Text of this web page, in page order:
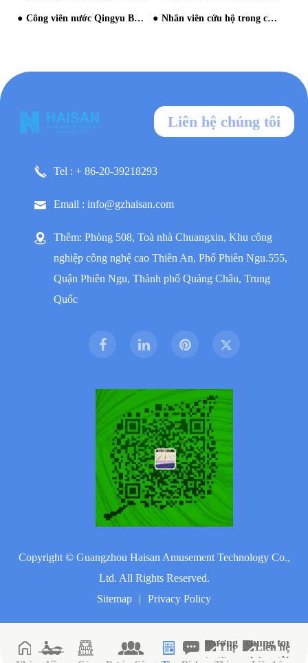
Công viên nước Qingyu Bay được chào đón với một dự án giải trí mới trong Ngày Quốc gia Nhân viên cứu hộ trong công viên nước
Liên hệ chúng tôi
Tel : + 86-20-39218293
Email : info@gzhaisan.com
Thêm: Phòng 508, Toà nhà Chuangxin, Khu công
nghiệp công nghệ cao Thiên An, Phố Phiên Ngu.555,
Quận Phiên Ngu, Thành phố Quảng Châu, Trung
Quốc
Copyright © Guangzhou Haisan Amusement Technology Co.,
Ltd. All Rights Reserved.
Sitemap
| Privacy Policy